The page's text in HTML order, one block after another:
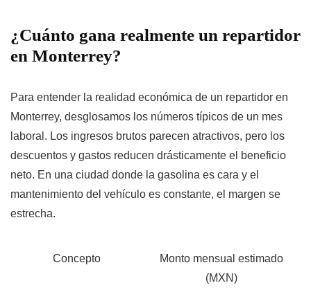
¿Cuánto gana realmente un repartidor
en Monterrey?
Para entender la realidad económica de un repartidor en
Monterrey, desglosamos los números típicos de un mes
laboral. Los ingresos brutos parecen atractivos, pero los
descuentos y gastos reducen drásticamente el beneficio
neto. En una ciudad donde la gasolina es cara y el
mantenimiento del vehículo es constante, el margen se
estrecha.
Concepto
Monto mensual estimado
(MXN)